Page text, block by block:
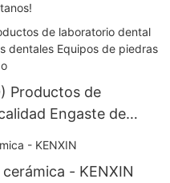
Productos de
Engaste de
piedras preciosas
- KENXIN